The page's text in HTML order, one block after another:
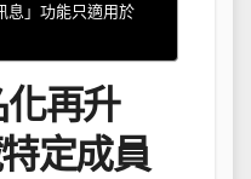
息」功能只適用於
再升
定成員